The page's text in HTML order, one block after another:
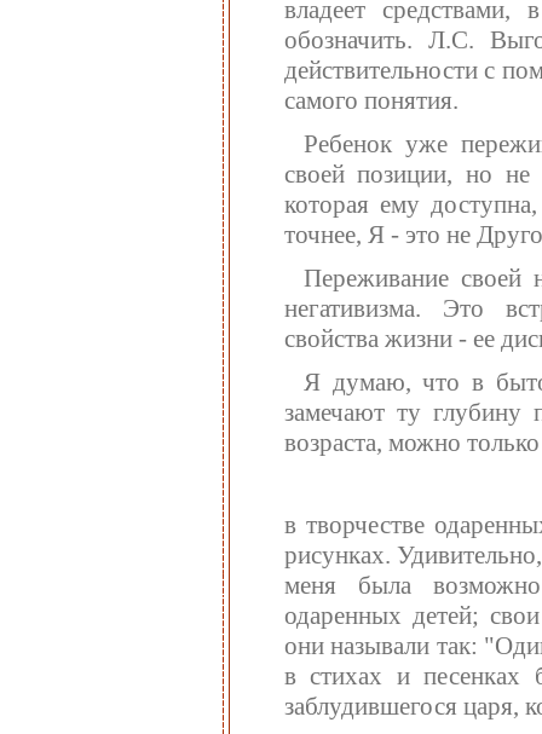
владеет
обозначить. Л.С.
действительности с
самого понятия.
Ребенок уже
своей позиции, но не
которая ему
точнее, Я - это не
Переживание своей
негативизма. Это
свойства жизни - ее
Я думаю, что в
замечают ту глубину
возраста, можно
в творчестве
рисунках.
меня была
одаренных детей;
они называли так:
в стихах и
заблудившегося царя,